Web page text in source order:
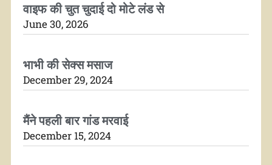
वाइफ की चुत चुदाई दो मोटे लंड से
June 30, 2026
भाभी की सेक्स मसाज
December 29, 2024
मैंने पहली बार गांड मरवाई
December 15, 2024